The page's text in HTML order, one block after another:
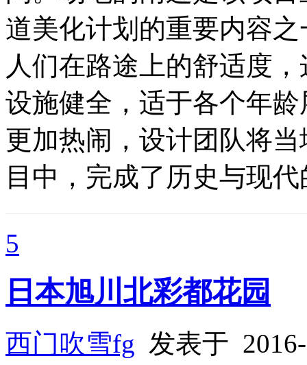
道美化计划的重要内容
人们在路途上的舒适度
设施健全，适于各个年
更加热闹，设计团队将
目中，完成了历史与现
5
日本旭川北彩都花园
西门吹雪fg 发表于